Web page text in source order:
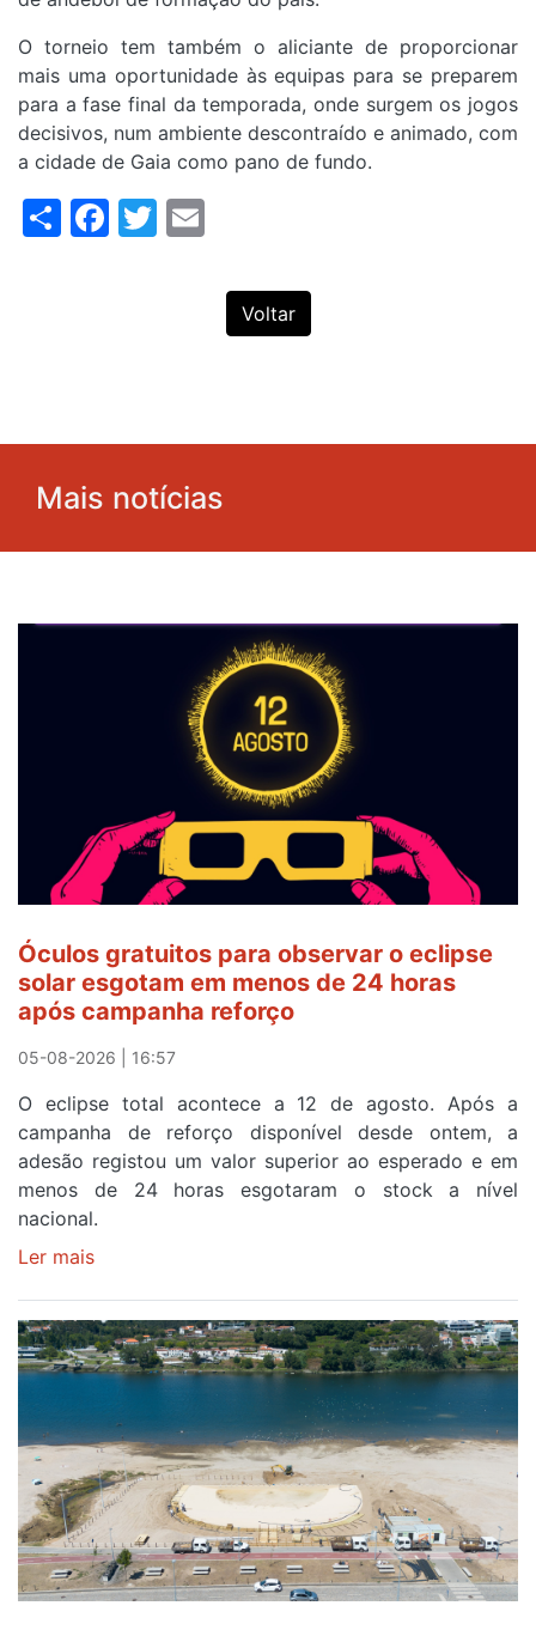
O torneio tem também o aliciante de proporcionar
mais uma oportunidade às equipas para se preparem
para a fase final da temporada, onde surgem os jogos
decisivos, num ambiente descontraído e animado, com
a cidade de Gaia como pano de fundo.
ShareFacebook
Twitter
Voltar
Mais notícias
Óculos gratuitos para observar o eclipse
solar esgotam em menos de 24 horas
após campanha reforço
05-08-2026 | 16:57
O eclipse total acontece a 12 de agosto. Após a
campanha de reforço disponível desde ontem, a
adesão registou um valor superior ao esperado e em
menos de 24 horas esgotaram o stock a nível
nacional.
Ler mais
para
observar
eclipse
solar
esgotam
em
menos
de
24